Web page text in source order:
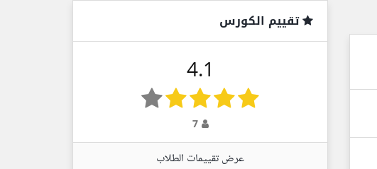
تقييم الكورس
4.1
7
عرض تقييمات الطلاب